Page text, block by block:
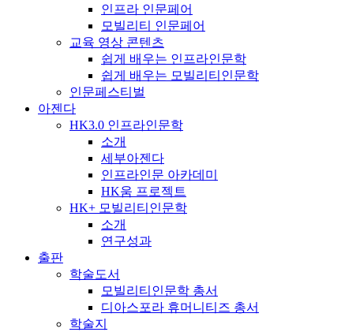
인프라 인문페어
모빌리티 인문페어
교육 영상 콘텐츠
쉽게 배우는 인프라인문학
쉽게 배우는 모빌리티인문학
인문페스티벌
아젠다
HK3.0 인프라인문학
소개
세부아젠다
인프라인문 아카데미
HK움 프로젝트
HK+ 모빌리티인문학
소개
연구성과
출판
학술도서
모빌리티인문학 총서
디아스포라 휴머니티즈 총서
학술지